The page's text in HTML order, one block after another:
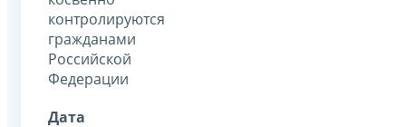
контролируются
гражданами
Российской
Федерации
Дата